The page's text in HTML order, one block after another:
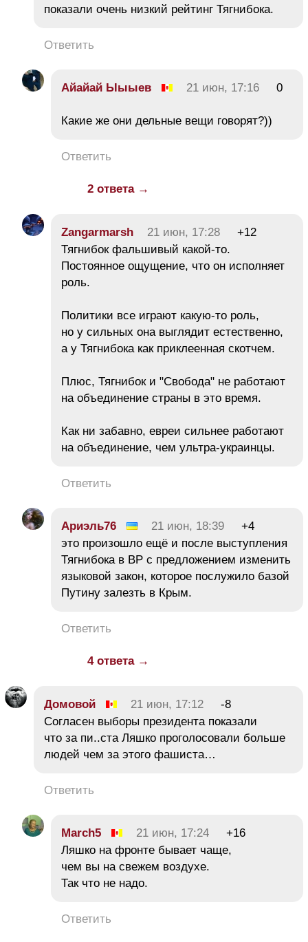
показали очень низкий рейтинг Тягнибока.
Ответить
Айайай Ыыыев 21 июн, 17:16 0
Какие же они дельные вещи говорят?))
Ответить
2 ответа →
Zangarmarsh 21 июн, 17:28
+12
Тягнибок фальшивый какой-то.
Постоянное ощущение, что он исполняет
роль.
Политики все играют какую-то роль,
но у сильных она выглядит естественно,
а у Тягнибока как приклеенная скотчем.
Плюс, Тягнибок и "Свобода" не работают
на объединение страны в это время.
Как ни забавно, евреи сильнее работают
на объединение, чем ультра-украинцы.
Ответить
Ариэль76 21 июн, 18:39
+4
это произошло ещё и после выступления
Тягнибока в ВР с предложением изменить
языковой закон, которое послужило базой
Путину залезть в Крым.
Ответить
4 ответа →
Домовой 21 июн, 17:12
-8
Согласен выборы президента показали
что за пи..ста Ляшко проголосовали больше
людей чем за этого фашиста…
Ответить
March5 21 июн, 17:24
+16
Ляшко на фронте бывает чаще,
чем вы на свежем воздухе.
Так что не надо.
Ответить